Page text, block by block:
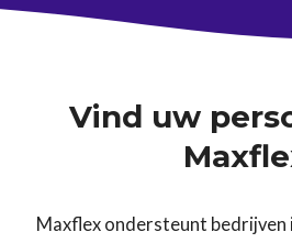
Vind uw
Maxflex ondersteunt bedrijven